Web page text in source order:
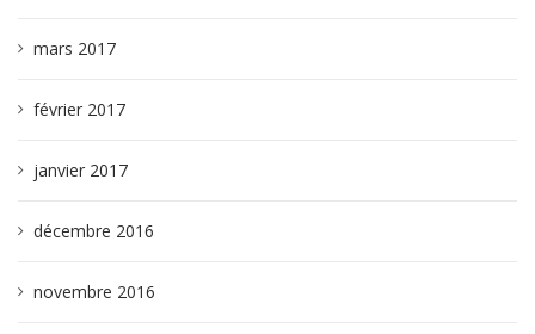
mars 2017
février 2017
janvier 2017
décembre 2016
novembre 2016